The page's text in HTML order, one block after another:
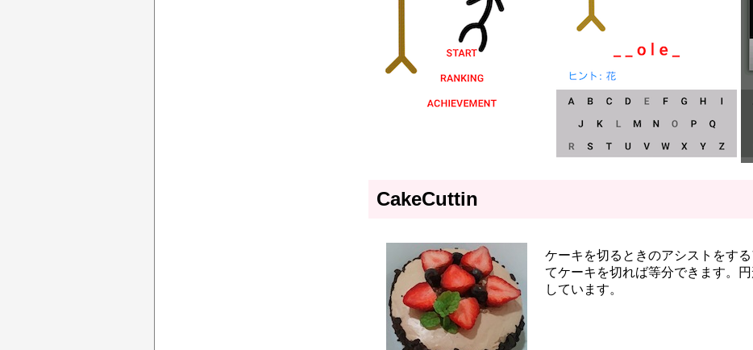
CakeCuttin
ケーキを切るときのアシストをす
てケーキを切れば等分できます。
しています。